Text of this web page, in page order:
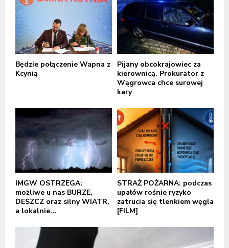
Będzie połączenie Wapna z
Kcynią
Pijany obcokrajowiec za
kierownicą. Prokurator z
Wągrowca chce surowej
kary
IMGW OSTRZEGA:
możliwe u nas BURZE,
DESZCZ oraz silny WIATR,
a lokalnie...
STRAŻ POŻARNA: podczas
upałów rośnie ryzyko
zatrucia się tlenkiem węgla
[FILM]